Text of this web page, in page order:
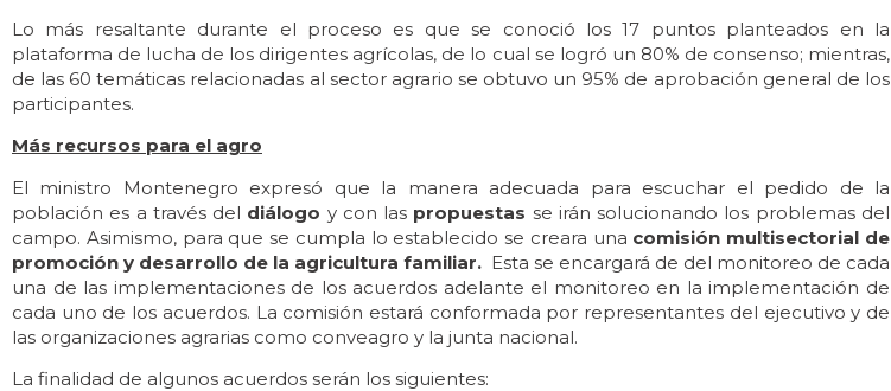
Lo más resaltante durante el proceso es que se conoció los 17 puntos planteados en la
plataforma de lucha de los dirigentes agrícolas, de lo cual se logró un 80% de consenso; mientras,
de las 60 temáticas relacionadas al sector agrario se obtuvo un 95% de aprobación general de los
participantes.
Más recursos para el agro
El ministro Montenegro expresó que la manera adecuada para escuchar el pedido de la
población es a través del diálogo y con las propuestas se irán solucionando los problemas del
campo. Asimismo, para que se cumpla lo establecido se creara una comisión multisectorial de
promoción y desarrollo de la agricultura familiar. Esta se encargará de del monitoreo de cada
una de las implementaciones de los acuerdos adelante el monitoreo en la implementación de
cada uno de los acuerdos. La comisión estará conformada por representantes del ejecutivo y de
las organizaciones agrarias como conveagro y la junta nacional.
La finalidad de algunos acuerdos serán los siguientes: